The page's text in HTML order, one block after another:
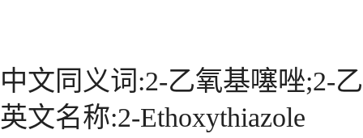
中文同义词:2-乙氧基噻唑;2-
英文名称:2-Ethoxythiazole